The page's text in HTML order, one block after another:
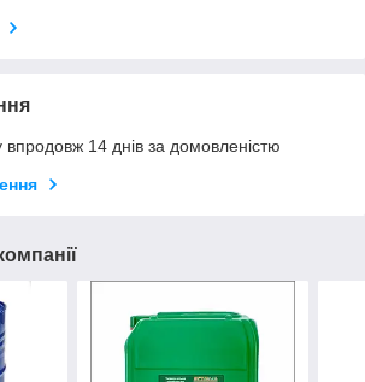
14 днів за домовленістю